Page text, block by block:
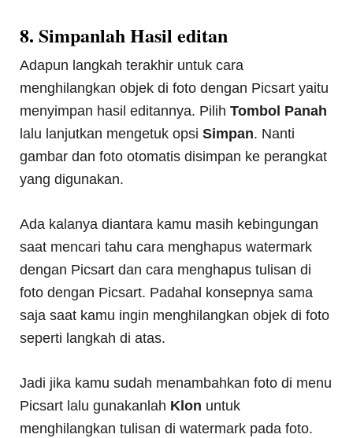
8. Simpanlah Hasil editan
Adapun langkah terakhir untuk cara
menghilangkan objek di foto dengan Picsart yaitu
menyimpan hasil editannya. PilihTombol Panah
lalu lanjutkan mengetuk opsiSimpan. Nanti
gambar dan foto otomatis disimpan ke perangkat
yang digunakan.
Ada kalanya diantara kamu masih kebingungan
saat mencari tahu cara menghapus watermark
dengan Picsart dan cara menghapus tulisan di
foto dengan Picsart. Padahal konsepnya sama
saja saat kamu ingin menghilangkan objek di foto
seperti langkah di atas.
Jadi jika kamu sudah menambahkan foto di menu
Picsart lalu gunakanlah Klon untuk
menghilangkan tulisan di watermark pada foto.